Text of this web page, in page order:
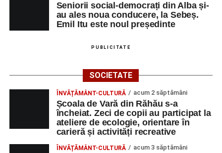
Seniorii social-democrați din Alba și-
au ales noua conducere, la Sebeș.
Emil Itu este noul președinte
PUBLICITATE
SOCIETATE
ÎNVĂȚĂMÂNT-CULTURĂ acum 2 săptămâni
Școala de Vară din Răhău s-a
încheiat. Zeci de copii au participat la
ateliere de ecologie, orientare în
carieră și activități recreative
ÎNVĂȚĂMÂNT-CULTURĂ acum 3 săptămâni